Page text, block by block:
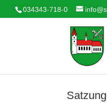
034343-718-0